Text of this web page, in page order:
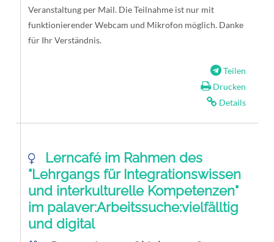
Veranstaltung per Mail. Die Teilnahme ist nur mit
funktionierender Webcam und Mikrofon möglich. Danke
für Ihr Verständnis.
Teilen
Drucken
Details
Lerncafé im Rahmen des
"Lehrgangs für Integrationswissen
und interkulturelle Kompetenzen"
im palaver:Arbeitssuche:vielfälltig
und digital